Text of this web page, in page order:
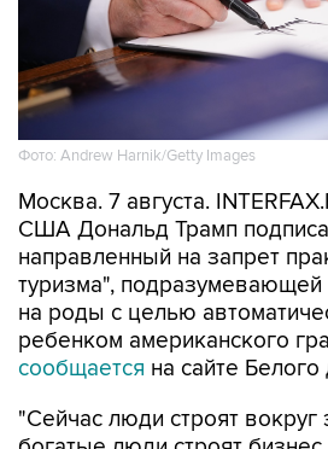
Фото: Andrew Harnik/Getty Images
Москва. 7 августа.
США Дональд Трамп
направленный на запрет
туризма", подразумевающей
на роды с целью
ребенком американского
сообщается на сайте
"Сейчас люди строят вокруг